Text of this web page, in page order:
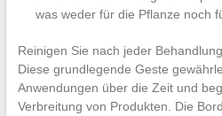
was weder für die Pflanze noch
Reinigen Sie nach jeder
Diese grundlegende Geste
Anwendungen über die Zeit und
Verbreitung von Produkten. Die